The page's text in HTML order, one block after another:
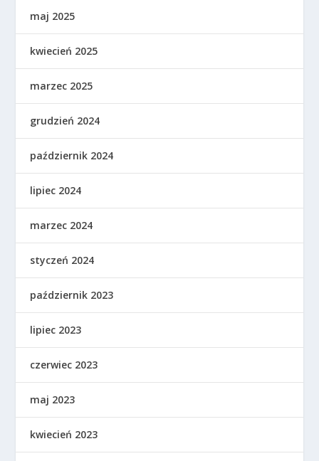
maj 2025
kwiecień 2025
marzec 2025
grudzień 2024
październik 2024
lipiec 2024
marzec 2024
styczeń 2024
październik 2023
lipiec 2023
czerwiec 2023
maj 2023
kwiecień 2023